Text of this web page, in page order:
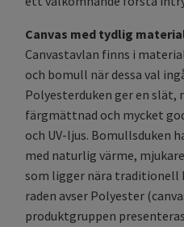
Canvas med tydlig
Canvastavlan finns i
och bomull när dessa val
Polyesterduken ger en slät,
färgmättnad och mycket
och UV-ljus. Bomullsduken
med naturlig värme,
som ligger nära traditionell
raden avser Polyester
produktgruppen